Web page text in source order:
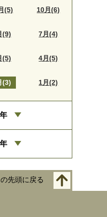
(5) 10月(6)
(9) 7月(4)
(5) 4月(5)
(3) 1月(2)
先頭に戻る